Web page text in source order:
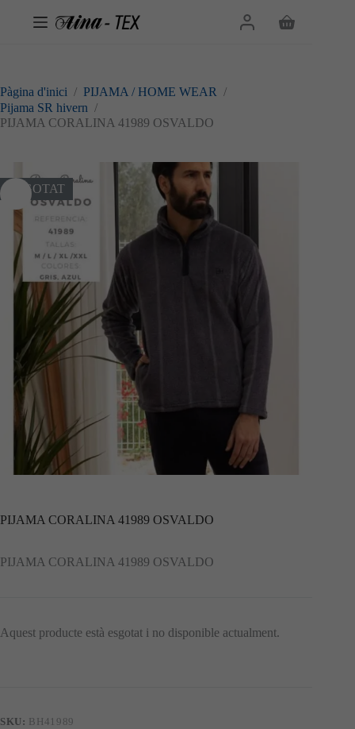
Cistella
Pàgina d'inici / PIJAMA / HOME WEAR /
Pijama SR hivern /
PIJAMA CORALINA 41989 OSVALDO
ESGOTAT
PIJAMA CORALINA 41989 OSVALDO
PIJAMA CORALINA 41989 OSVALDO
Aquest producte està esgotat i no disponible actualment.
SKU: BH41989